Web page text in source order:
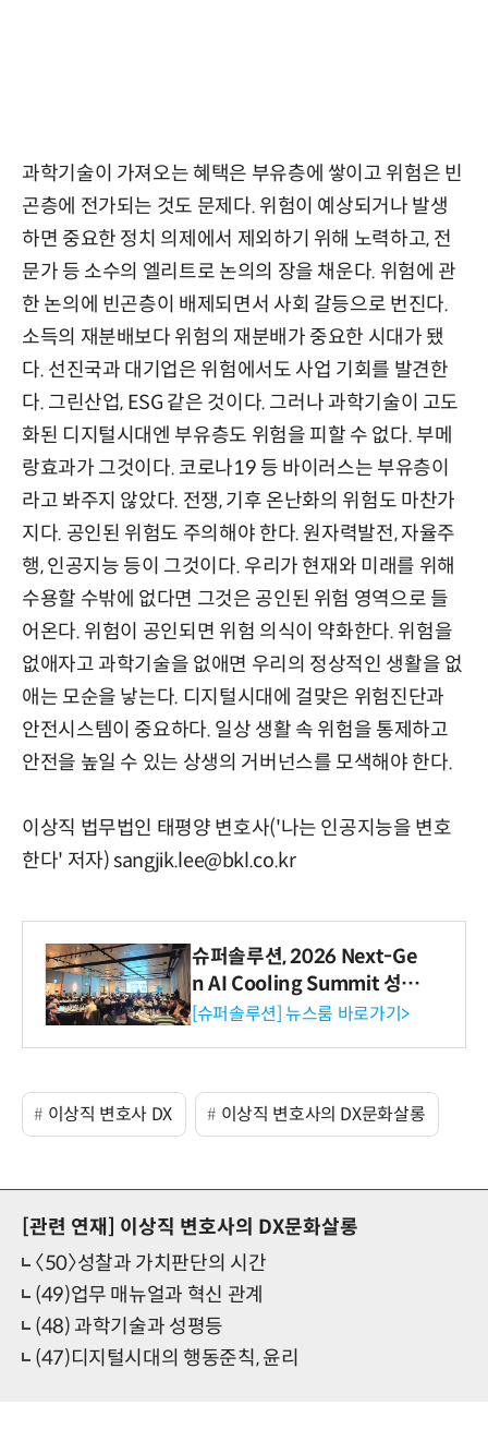
과학기술이 가져오는 혜택은 부유층에 쌓이고 위험은 빈
곤층에 전가되는 것도 문제다. 위험이 예상되거나 발생
하면 중요한 정치 의제에서 제외하기 위해 노력하고, 전
문가 등 소수의 엘리트로 논의의 장을 채운다. 위험에 관
한 논의에 빈곤층이 배제되면서 사회 갈등으로 번진다.
소득의 재분배보다 위험의 재분배가 중요한 시대가 됐
다. 선진국과 대기업은 위험에서도 사업 기회를 발견한
다. 그린산업, ESG 같은 것이다. 그러나 과학기술이 고도
화된 디지털시대엔 부유층도 위험을 피할 수 없다. 부메
랑효과가 그것이다. 코로나19 등 바이러스는 부유층이
라고 봐주지 않았다. 전쟁, 기후 온난화의 위험도 마찬가
지다. 공인된 위험도 주의해야 한다. 원자력발전, 자율주
행, 인공지능 등이 그것이다. 우리가 현재와 미래를 위해
수용할 수밖에 없다면 그것은 공인된 위험 영역으로 들
어온다. 위험이 공인되면 위험 의식이 약화한다. 위험을
없애자고 과학기술을 없애면 우리의 정상적인 생활을 없
애는 모순을 낳는다. 디지털시대에 걸맞은 위험진단과
안전시스템이 중요하다. 일상 생활 속 위험을 통제하고
안전을 높일 수 있는 상생의 거버넌스를 모색해야 한다.
이상직 법무법인 태평양 변호사('나는 인공지능을 변호
한다' 저자) sangjik.lee@bkl.co.kr
슈퍼솔루션, 2026 Next-Ge
n AI Cooling Summit 성황
리 성료
[슈퍼솔루션] 뉴스룸 바로가기>
이상직 변호사 DX 이상직 변호사의 DX문화살롱
[관련 연재] 이상직 변호사의 DX문화살롱
〈50〉성찰과 가치판단의 시간
(49)업무 매뉴얼과 혁신 관계
(48) 과학기술과 성평등
(47)디지털시대의 행동준칙, 윤리